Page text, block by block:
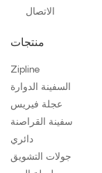
الاتصال
منتجات
Zipline
السفينة الدوارة
عجلة فيريس
سفينة القراصنة
دائري
جولات التشويق